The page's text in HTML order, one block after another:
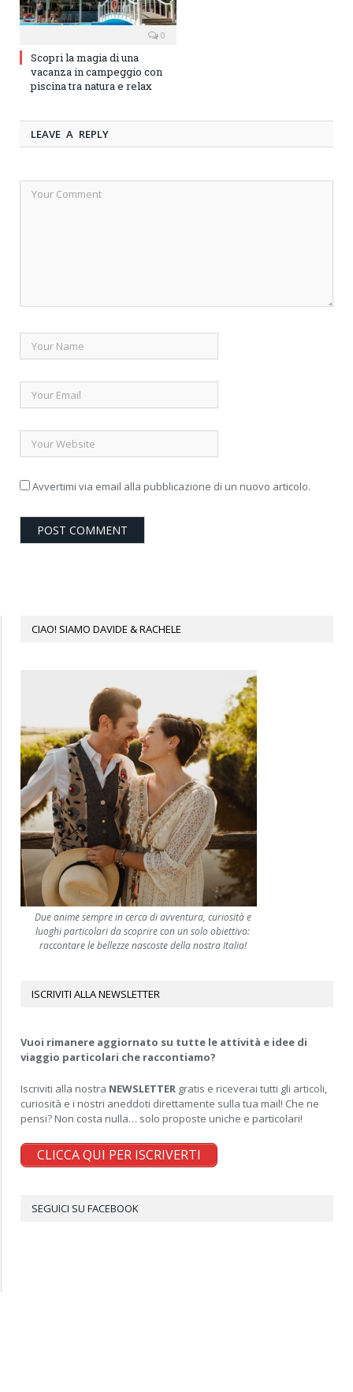
0
Scopri la magia di una
vacanza in campeggio con
piscina tra natura e relax
LEAVE A REPLY
Avvertimi via email alla pubblicazione di un nuovo articolo.
CIAO! SIAMO DAVIDE & RACHELE
Due anime sempre in cerca di avventura, curiosità e
luoghi particolari da scoprire con un solo obiettivo:
raccontare le bellezze nascoste della nostra Italia!
ISCRIVITI ALLA NEWSLETTER
Vuoi rimanere aggiornato su tutte le attività e idee di
viaggio particolari che raccontiamo?
Iscriviti alla nostra NEWSLETTER gratis e riceverai tutti gli articoli,
curiosità e i nostri aneddoti direttamente sulla tua mail! Che ne
pensi? Non costa nulla… solo proposte uniche e particolari!
CLICCA QUI PER ISCRIVERTI
SEGUICI SU FACEBOOK